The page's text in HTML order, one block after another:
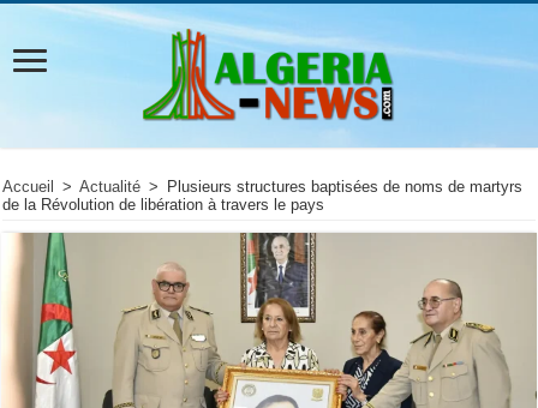
Accueil > Actualité >
Plusieurs structures baptisées de noms de martyrs
de la Révolution de libération à travers le pays